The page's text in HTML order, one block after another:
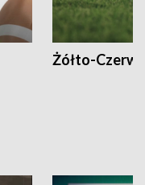
Żółto-